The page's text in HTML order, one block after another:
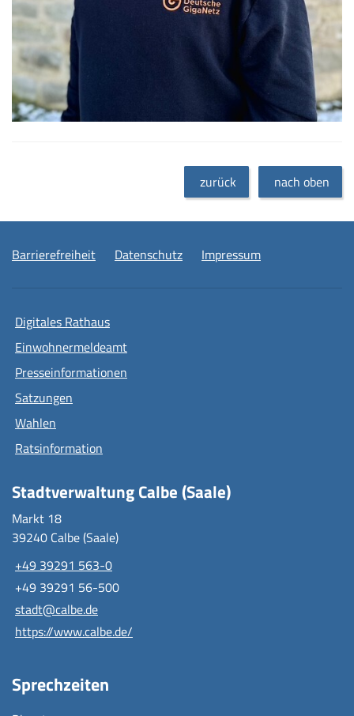
zurück nach oben
Barrierefreiheit Datenschutz Impressum
Digitales Rathaus
Einwohnermeldeamt
Presseinformationen
Satzungen
Wahlen
Ratsinformation
Stadtverwaltung Calbe (Saale)
Markt 18
39240 Calbe (Saale)
+49 39291 563-0
+49 39291 56-500
stadt@calbe.de
https://www.calbe.de/
Sprechzeiten